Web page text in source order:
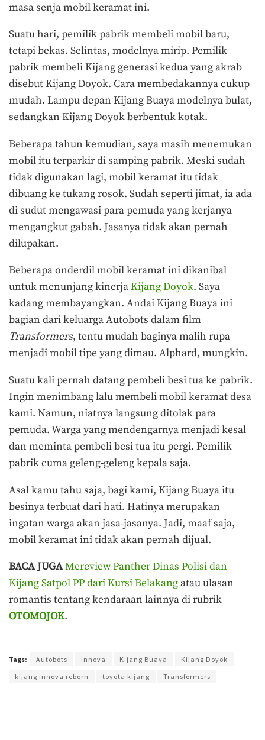
masa senja mobil keramat ini.
Suatu hari, pemilik pabrik membeli mobil baru,
tetapi bekas. Selintas, modelnya mirip. Pemilik
pabrik membeli Kijang generasi kedua yang akrab
disebut Kijang Doyok. Cara membedakannya cukup
mudah. Lampu depan Kijang Buaya modelnya bulat,
sedangkan Kijang Doyok berbentuk kotak.
Beberapa tahun kemudian, saya masih menemukan
mobil itu terparkir di samping pabrik. Meski sudah
tidak digunakan lagi, mobil keramat itu tidak
dibuang ke tukang rosok. Sudah seperti jimat, ia ada
di sudut mengawasi para pemuda yang kerjanya
mengangkut gabah. Jasanya tidak akan pernah
dilupakan.
Beberapa onderdil mobil keramat ini dikanibal
untuk menunjang kinerjaKijang Doyok. Saya
kadang membayangkan. Andai Kijang Buaya ini
bagian dari keluarga Autobots dalam film
Transformers, tentu mudah baginya malih rupa
menjadi mobil tipe yang dimau. Alphard, mungkin.
Suatu kali pernah datang pembeli besi tua ke pabrik.
Ingin menimbang lalu membeli mobil keramat desa
kami. Namun, niatnya langsung ditolak para
pemuda. Warga yang mendengarnya menjadi kesal
dan meminta pembeli besi tua itu pergi. Pemilik
pabrik cuma geleng-geleng kepala saja.
Asal kamu tahu saja, bagi kami, Kijang Buaya itu
besinya terbuat dari hati. Hatinya merupakan
ingatan warga akan jasa-jasanya. Jadi, maaf saja,
mobil keramat ini tidak akan pernah dijual.
BACA JUGAMereview Panther Dinas Polisi dan
Kijang Satpol PP dari Kursi Belakangatau ulasan
romantis tentang kendaraan lainnya di rubrik
OTOMOJOK.
Tags: Autobots innova Kijang Buaya
Kijang Doyok
kijang innova reborn
toyota kijang Transformers